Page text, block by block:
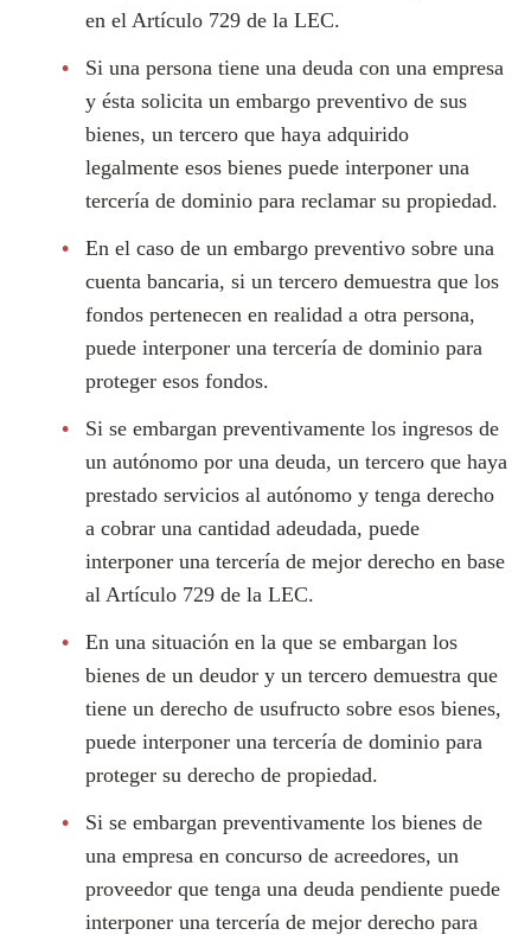
en el Artículo 729 de la LEC.
Si una persona tiene una deuda con una empresa
y ésta solicita un embargo preventivo de sus
bienes, un tercero que haya adquirido
legalmente esos bienes puede interponer una
tercería de dominio para reclamar su propiedad.
En el caso de un embargo preventivo sobre una
cuenta bancaria, si un tercero demuestra que los
fondos pertenecen en realidad a otra persona,
puede interponer una tercería de dominio para
proteger esos fondos.
Si se embargan preventivamente los ingresos de
un autónomo por una deuda, un tercero que haya
prestado servicios al autónomo y tenga derecho
a cobrar una cantidad adeudada, puede
interponer una tercería de mejor derecho en base
al Artículo 729 de la LEC.
En una situación en la que se embargan los
bienes de un deudor y un tercero demuestra que
tiene un derecho de usufructo sobre esos bienes,
puede interponer una tercería de dominio para
proteger su derecho de propiedad.
Si se embargan preventivamente los bienes de
una empresa en concurso de acreedores, un
proveedor que tenga una deuda pendiente puede
interponer una tercería de mejor derecho para